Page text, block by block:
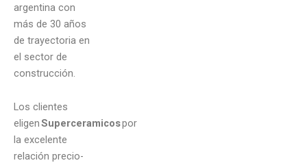
argentina con
más de 30 años
de trayectoria en
el sector de
construcción.
Los clientes
eligenSuperceramicospor
la excelente
relación precio-